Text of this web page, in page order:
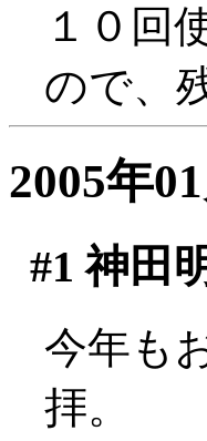
１０回
ので、
2005年
#1 神田
今年も
拝。